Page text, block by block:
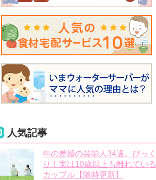
人気記事
年の差婚の芸能人34選。びっく
り！実は10歳以上も離れている
カップル【随時更新】